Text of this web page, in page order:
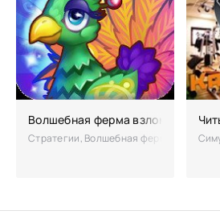
Волшебная ферма взломанная
Стратегии, Волшебная ферма –